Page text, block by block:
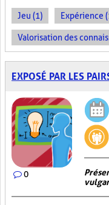
Jeu (1) Expérience
Valorisation des
EXPOSÉ PAR LES
0